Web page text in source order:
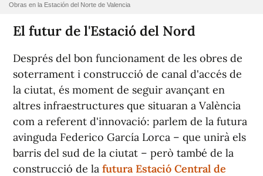
Obras en la Estación del Norte de Valencia
El futur de l'Estació del Nord
Després del bon funcionament de les obres de
soterrament i construcció de canal d'accés de
la ciutat, és moment de seguir avançant en
altres infraestructures que situaran a València
com a referent d'innovació: parlem de la futura
avinguda Federico García Lorca – que unirà els
barris del sud de la ciutat – però també de la
construcció de la futura Estació Central de